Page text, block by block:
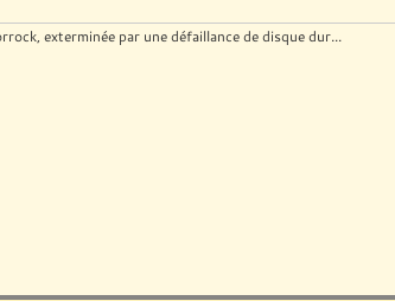
exterminée par une défaillance de disque dur...